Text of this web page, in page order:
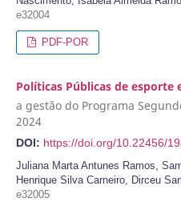
e32004
PDF-POR
Políticas Públicas de esporte
a gestão do Programa
2024
DOI: https://doi.org/10.22456/
Juliana Marta Antunes Ramos,
Henrique Silva Carneiro, Dirceu
e32005